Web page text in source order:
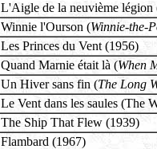
L'Aigle de la neuvième légion
Winnie l'Ourson (Winnie-the-
Les Princes du Vent (1956)
Quand Marnie était là (When
Un Hiver sans fin (The Long
Le Vent dans les saules (The
The Ship That Flew (1939)
Flambard (1967)